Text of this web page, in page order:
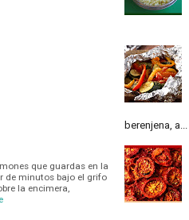
que guardas en la
de minutos bajo el grifo
la encimera,
berenjena, a...